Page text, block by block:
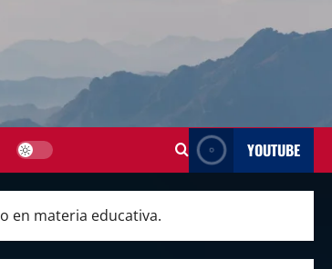
YOUTUBE
en materia educativa.